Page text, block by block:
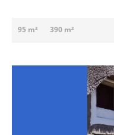
95 m² 390 m²